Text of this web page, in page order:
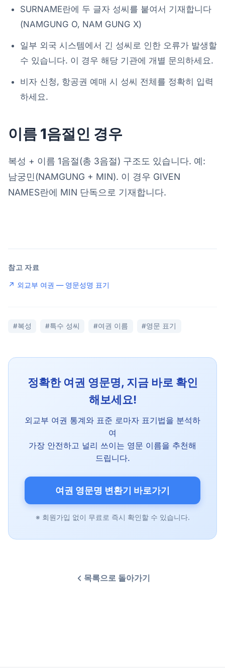
SURNAME란에 두 글자 성씨를 붙여서 기재합니다
(NAMGUNG O, NAM GUNG X)
일부 외국 시스템에서 긴 성씨로 인한 오류가 발생할
수 있습니다. 이 경우 해당 기관에 개별 문의하세요.
비자 신청, 항공권 예매 시 성씨 전체를 정확히 입력
하세요.
이름 1음절인 경우
복성 + 이름 1음절(총 3음절) 구조도 있습니다. 예:
남궁민(NAMGUNG + MIN). 이 경우 GIVEN
NAMES란에 MIN 단독으로 기재합니다.
참고 자료
↗ 외교부 여권 — 영문성명 표기
#복성 #특수 성씨 #여권 이름 #영문 표기
정확한 여권 영문명, 지금 바로 확인
해보세요!
외교부 여권 통계와 표준 로마자 표기법을 분석하
여
가장 안전하고 널리 쓰이는 영문 이름을 추천해
드립니다.
여권 영문명 변환기 바로가기
※ 회원가입 없이 무료로 즉시 확인할 수 있습니다.
목록으로 돌아가기